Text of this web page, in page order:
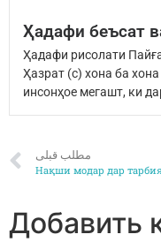
Ҳадафи беъсат
Ҳадафи рисолати
Ҳазрат (с) хона ба
инсонҳое мегашт, ки
مطلب قبلی
Добавить